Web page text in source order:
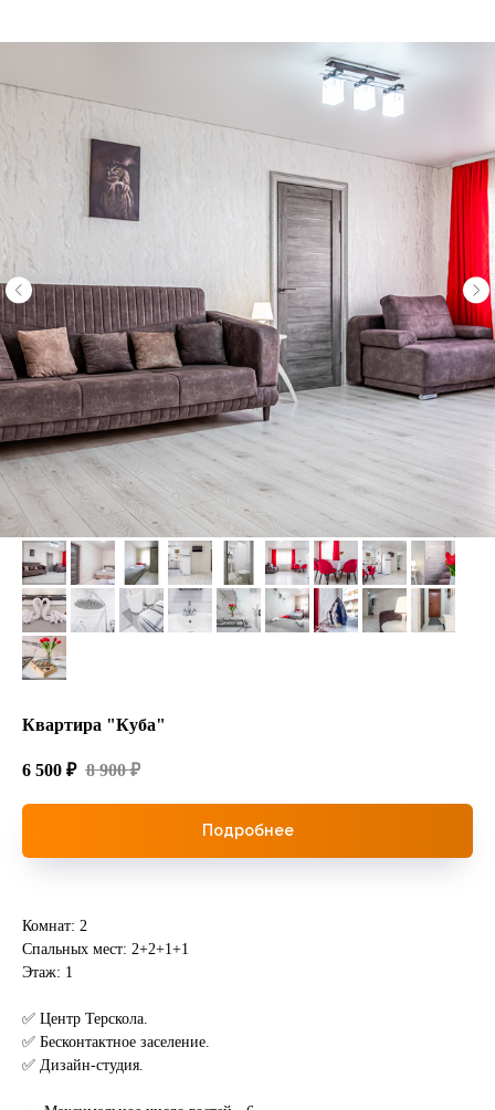
Квартира "Куба"
6 500 ₽ 8 900 ₽
Подробнее
Комнат: 2
Спальных мест: 2+2+1+1
Этаж: 1
✅ Центр Терскола.
✅ Бесконтактное заселение.
✅ Дизайн-студия.